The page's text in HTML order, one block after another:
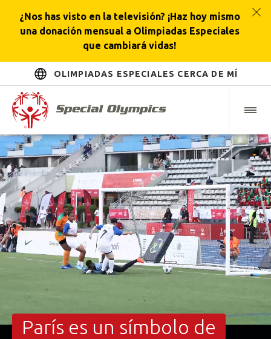
¿Nos has visto en la televisión? ¡Haz hoy mismo
una donación mensual a Olimpiadas Especiales
que cambiará vidas!
OLIMPIADAS ESPECIALES CERCA DE MÍ
París es un símbolo de